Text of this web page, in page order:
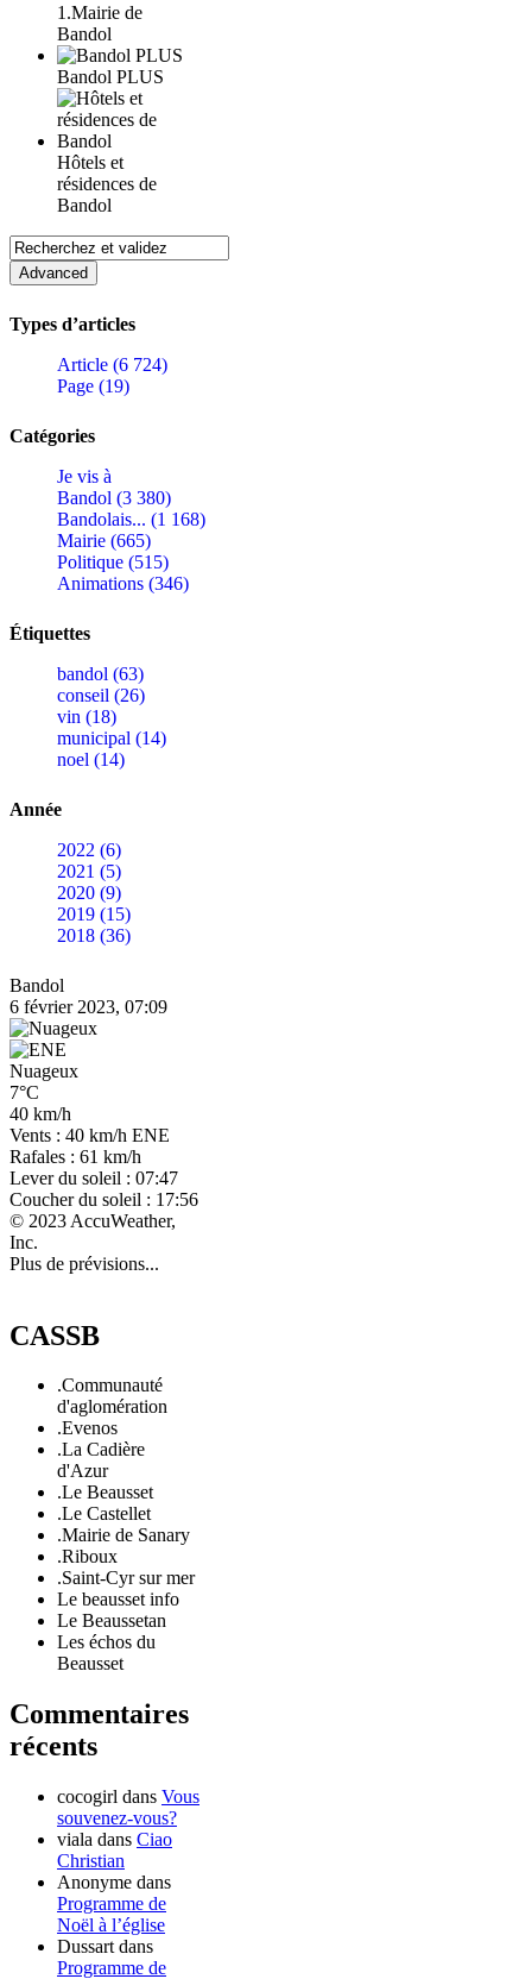
1.Mairie de
Bandol
Bandol PLUS
Hôtels et
résidences de
Bandol
Types d’articles
Article (6 724)
Page (19)
Catégories
Je vis à
Bandol (3 380)
Bandolais... (1 168)
Mairie (665)
Politique (515)
Animations (346)
Étiquettes
bandol (63)
conseil (26)
vin (18)
municipal (14)
noel (14)
Année
2022 (6)
2021 (5)
2020 (9)
2019 (15)
2018 (36)
Bandol
6 février 2023, 07:09
Nuageux
7°C
40 km/h
Vents : 40 km/h ENE
Rafales : 61 km/h
Lever du soleil : 07:47
Coucher du soleil : 17:56
© 2023 AccuWeather,
Inc.
Plus de prévisions...
CASSB
.Communauté
d'aglomération
.Evenos
.La Cadière
d'Azur
.Le Beausset
.Le Castellet
.Mairie de Sanary
.Riboux
.Saint-Cyr sur mer
Le beausset info
Le Beaussetan
Les échos du
Beausset
Commentaires
récents
cocogirl dans Vous
souvenez-vous?
viala dans Ciao
Christian
Anonyme dans
Programme de
Noël à l’église
Dussart dans
Programme de